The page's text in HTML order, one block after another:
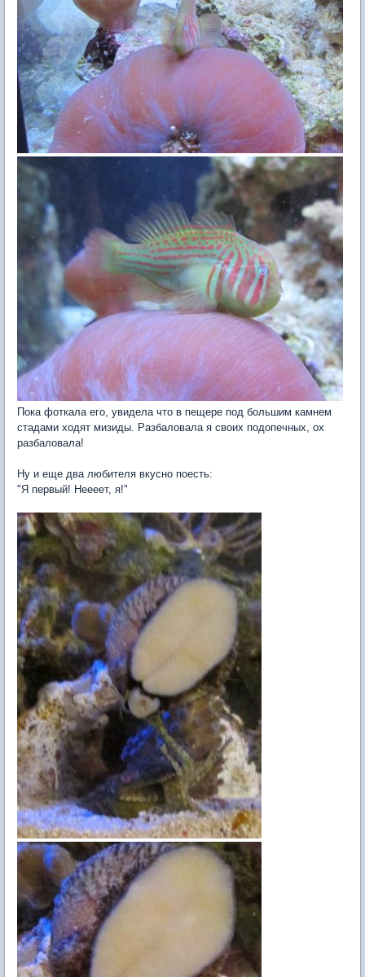
Пока фоткала его, увидела что в пещере под большим камнем
стадами ходят мизиды. Разбаловала я своих подопечных, ох
разбаловала!
Ну и еще два любителя вкусно поесть:
"Я первый! Неееет, я!"